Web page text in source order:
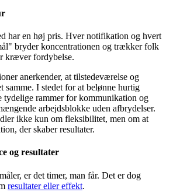
har en høj pris. Hver notifikation og hvert
bryder koncentrationen og trækker folk
kræver fordybelse.
anerkender, at tilstedeværelse og
samme. I stedet for at belønne hurtig
tydelige rammer for kommunikation og
arbejdsblokke uden afbrydelser.
ikke kun om fleksibilitet, men om at
der skaber resultater.
og resultater
er det timer, man får. Det er dog
resultater eller effekt.